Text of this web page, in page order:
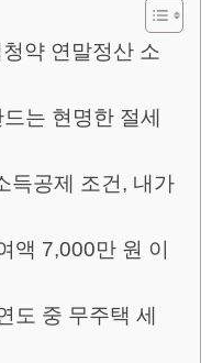
약 연말정산 소
드는 현명한 절세
득공제 조건, 내가
액 7,000만 원 이
도 중 무주택 세